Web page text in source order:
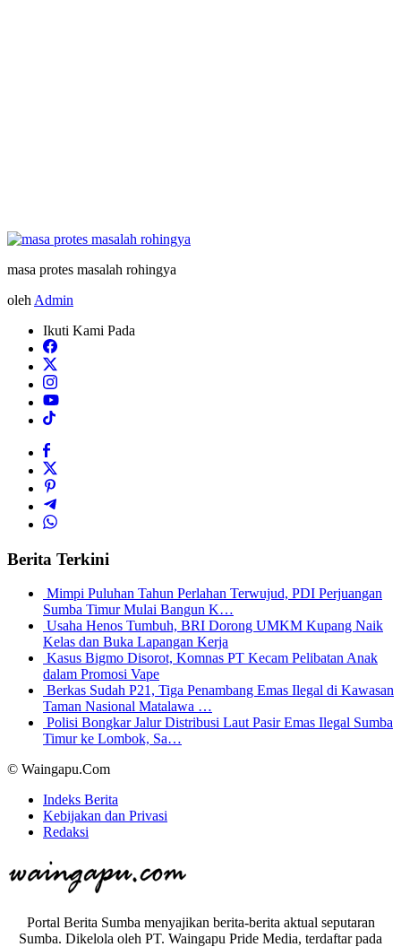
masa protes masalah rohingya
oleh Admin
Ikuti Kami Pada
Berita Terkini
Mimpi Puluhan Tahun Perlahan Terwujud, PDI Perjuangan
Sumba Timur Mulai Bangun K…
Usaha Henos Tumbuh, BRI Dorong UMKM Kupang Naik
Kelas dan Buka Lapangan Kerja
Kasus Bigmo Disorot, Komnas PT Kecam Pelibatan Anak
dalam Promosi Vape
Berkas Sudah P21, Tiga Penambang Emas Ilegal di Kawasan
Taman Nasional Matalawa …
Polisi Bongkar Jalur Distribusi Laut Pasir Emas Ilegal Sumba
Timur ke Lombok, Sa…
© Waingapu.Com
Indeks Berita
Kebijakan dan Privasi
Redaksi
Portal Berita Sumba menyajikan berita-berita aktual seputaran
Sumba. Dikelola oleh PT. Waingapu Pride Media, terdaftar pada